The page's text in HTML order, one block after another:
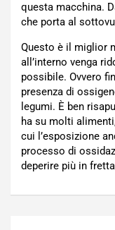
questa macchina.
che porta al
Questo è il miglior
all’interno venga
possibile. Ovvero
presenza di
legumi. È ben
ha su molti
cui l’esposizione
processo di
deperire più in